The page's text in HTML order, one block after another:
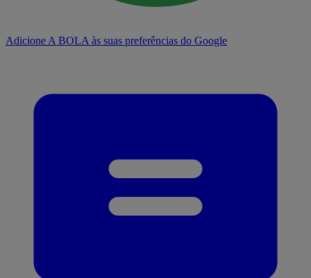
Adicione A BOLA às suas preferências do Google